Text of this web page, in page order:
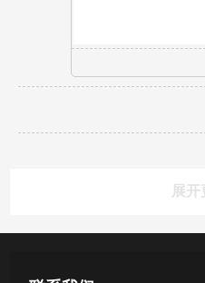
展开